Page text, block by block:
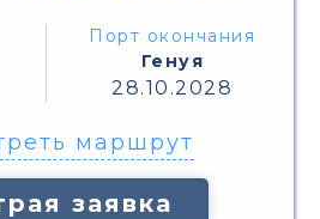
Порт окончания
Генуя
28.10.2028
маршрут
заявка